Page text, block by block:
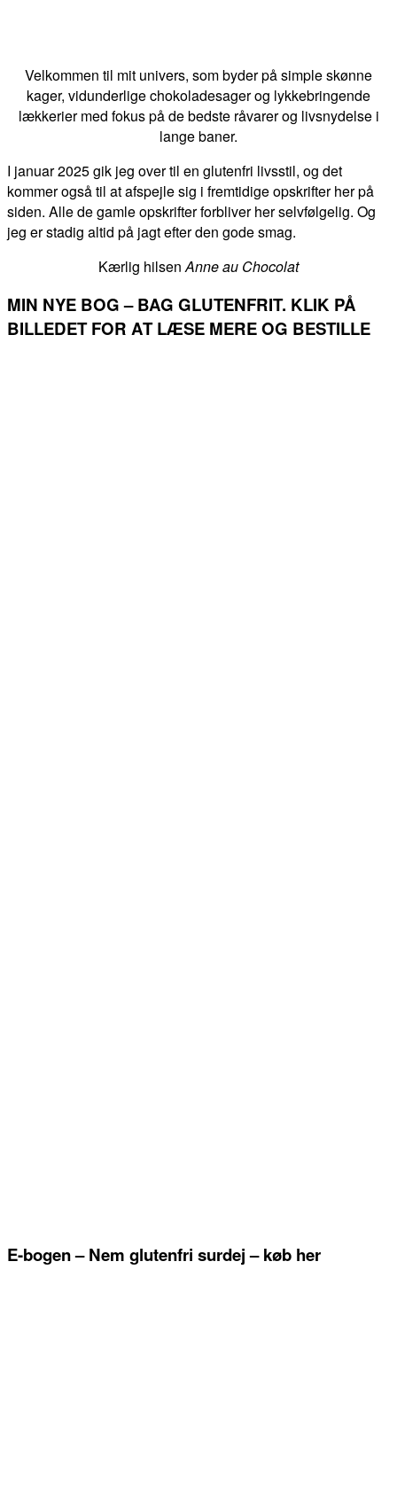
Velkommen til mit univers, som byder på simple skønne
kager, vidunderlige chokoladesager og lykkebringende
lækkerier med fokus på de bedste råvarer og livsnydelse i
lange baner.
I januar 2025 gik jeg over til en glutenfri livsstil, og det
kommer også til at afspejle sig i fremtidige opskrifter her på
siden. Alle de gamle opskrifter forbliver her selvfølgelig. Og
jeg er stadig altid på jagt efter den gode smag.
Kærlig hilsenAnne au Chocolat
MIN NYE BOG – BAG GLUTENFRIT. KLIK PÅ
BILLEDET FOR AT LÆSE MERE OG BESTILLE
E-bogen – Nem glutenfri surdej – køb her